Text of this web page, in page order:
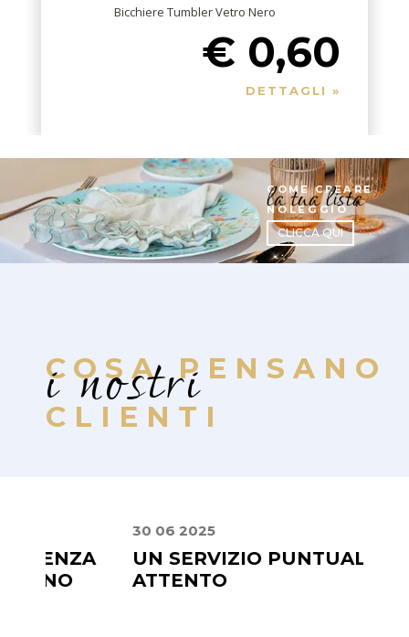
Bicchiere Tumbler Vetro Nero
€ 0,60
DETTAGLI »
COME CREARE
la tua lista
NOLEGGIO
CLICCA QUI
COSA PENSANO
i nostri
CLIENTI
UN SERVIZIO PUNTUALE E
ATTENTO